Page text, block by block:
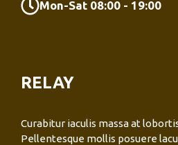
Mon-Sat 08:00 - 19:00
RELAY
Curabitur iaculis massa at
Pellentesque mollis posuere